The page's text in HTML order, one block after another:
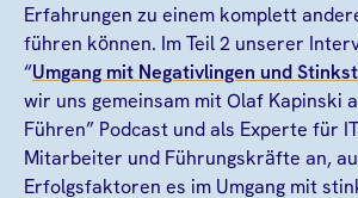
Erfahrungen zu einem komplett
führen können. Im Teil 2 unserer
“Umgang mit Negativlingen und
wir uns gemeinsam mit Olaf Kapinski
Führen” Podcast und als Experte für
Mitarbeiter und Führungskräfte an,
Erfolgsfaktoren es im Umgang mit